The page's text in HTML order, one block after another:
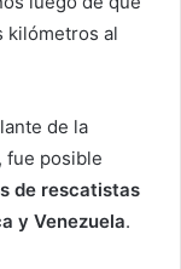
kilómetros al
de la
fue posible
de rescatistas
y Venezuela.